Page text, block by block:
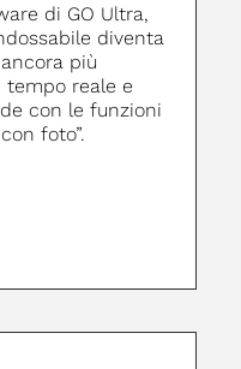
di GO Ultra,
diventa
più
reale e
con le funzioni
foto”.